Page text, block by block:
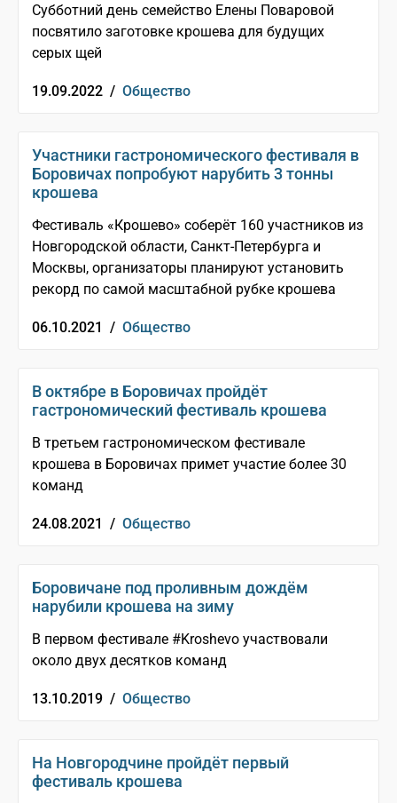
Субботний день семейство Елены Поваровой
посвятило заготовке крошева для будущих
серых щей
19.09.2022 / Общество
Участники гастрономического фестиваля в
Боровичах попробуют нарубить 3 тонны
крошева
Фестиваль «Крошево» соберёт 160 участников из
Новгородской области, Санкт-Петербурга и
Москвы, организаторы планируют установить
рекорд по самой масштабной рубке крошева
06.10.2021 / Общество
В октябре в Боровичах пройдёт
гастрономический фестиваль крошева
В третьем гастрономическом фестивале
крошева в Боровичах примет участие более 30
команд
24.08.2021 / Общество
Боровичане под проливным дождём
нарубили крошева на зиму
В первом фестивале #Kroshevo участвовали
около двух десятков команд
13.10.2019 / Общество
На Новгородчине пройдёт первый
фестиваль крошева